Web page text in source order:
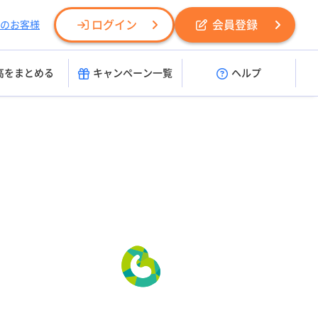
お客様 ログイン 会員登録
をまとめる キャンペーン一覧 ヘルプ